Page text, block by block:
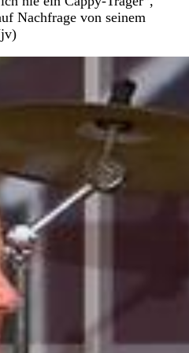
Nachfrage von seinem